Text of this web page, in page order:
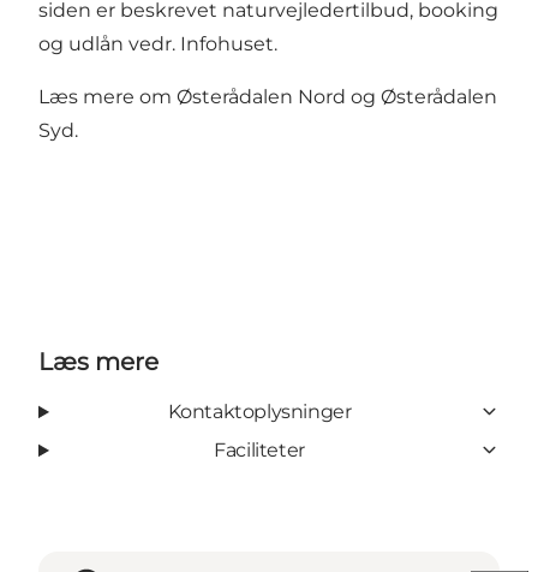
siden er beskrevet naturvejledertilbud, booking
og udlån vedr. Infohuset.
Læs mere om Østerådalen Nord og Østerådalen
Syd.
Læs mere
Kontaktoplysninger
Faciliteter